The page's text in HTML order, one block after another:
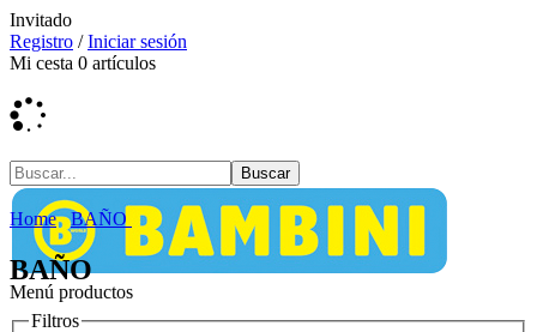
Invitado
Registro /Iniciar sesión
Mi cesta 0 artículos
Menú productos
Home BAÑO
BAÑO
Filtros